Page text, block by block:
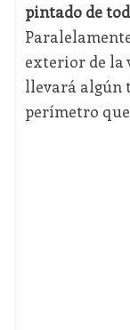
pintado de
exterior de la
llevará algún
perímetro